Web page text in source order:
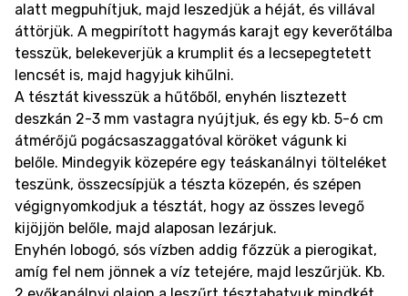
alatt megpuhítjuk, majd leszedjük a héját, és villával
áttörjük. A megpirított hagymás karajt egy keverőtálba
tesszük, belekeverjük a krumplit és a lecsepegtetett
lencsét is, majd hagyjuk kihűlni.
A tésztát kivesszük a hűtőből, enyhén lisztezett
deszkán 2-3 mm vastagra nyújtjuk, és egy kb. 5-6 cm
átmérőjű pogácsaszaggatóval köröket vágunk ki
belőle. Mindegyik közepére egy teáskanálnyi tölteléket
teszünk, összecsípjük a tészta közepén, és szépen
végignyomkodjuk a tésztát, hogy az összes levegő
kijöjjön belőle, majd alaposan lezárjuk.
Enyhén lobogó, sós vízben addig főzzük a pierogikat,
amíg fel nem jönnek a víz tetejére, majd leszűrjük. Kb.